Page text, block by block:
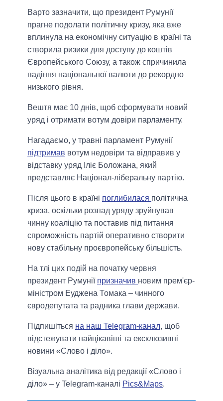
Варто зазначити, що президент Румунії
прагне подолати політичну кризу, яка вже
вплинула на економічну ситуацію в країні та
створила ризики для доступу до коштів
Європейського Союзу, а також спричинила
падіння національної валюти до рекордно
низького рівня.
Вештя має 10 днів, щоб сформувати новий
уряд і отримати вотум довіри парламенту.
Нагадаємо, у травні парламент Румунії
підтримав вотум недовіри та відправив у
відставку уряд Іліє Боложана, який
представляє Націонал-ліберальну партію.
Після цього в країні поглибилася політична
криза, оскільки розпад уряду зруйнував
чинну коаліцію та поставив під питання
спроможність партій оперативно створити
нову стабільну проєвропейську більшість.
На тлі цих подій на початку червня
президент Румунії призначив новим прем'єр-
міністром Еуджена Томака – чинного
євродепутата та радника глави держави.
Підпишіться на наш Telegram-канал, щоб
відстежувати найцікавіші та ексклюзивні
новини «Слово і діло».
Візуальна аналітика від редакції «Слово і
діло» – у Telegram-каналі Pics&Maps.